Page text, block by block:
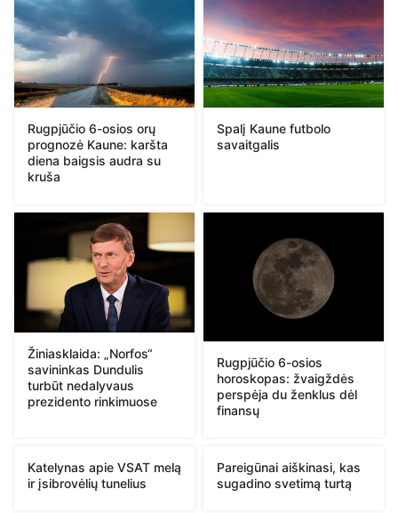
Rugpjūčio 6-osios orų
prognozė Kaune: karšta
diena baigsis audra su
kruša
Spalį Kaune futbolo
savaitgalis
Žiniasklaida: „Norfos“
savininkas Dundulis
turbūt nedalyvaus
prezidento rinkimuose
Rugpjūčio 6-osios
horoskopas: žvaigždės
perspėja du ženklus dėl
finansų
Katelynas apie VSAT melą
ir įsibrovėlių tunelius
Pareigūnai aiškinasi, kas
sugadino svetimą turtą